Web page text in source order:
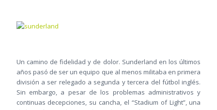
Un camino de fidelidad y de dolor. Sunderland en los últimos
años pasó de ser un equipo que al menos militaba en primera
división a ser relegado a segunda y tercera del fútbol inglés.
Sin embargo, a pesar de los problemas administrativos y
continuas decepciones, su cancha, el “Stadium of Light”, una